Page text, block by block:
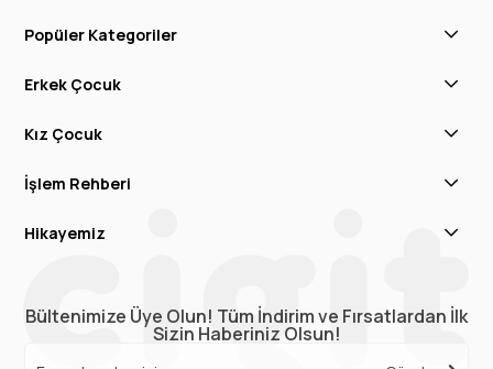
Popüler Kategoriler
Erkek Çocuk
Kız Çocuk
İşlem Rehberi
Hikayemiz
Bültenimize Üye Olun! Tüm İndirim ve Fırsatlardan İlk
Sizin Haberiniz Olsun!